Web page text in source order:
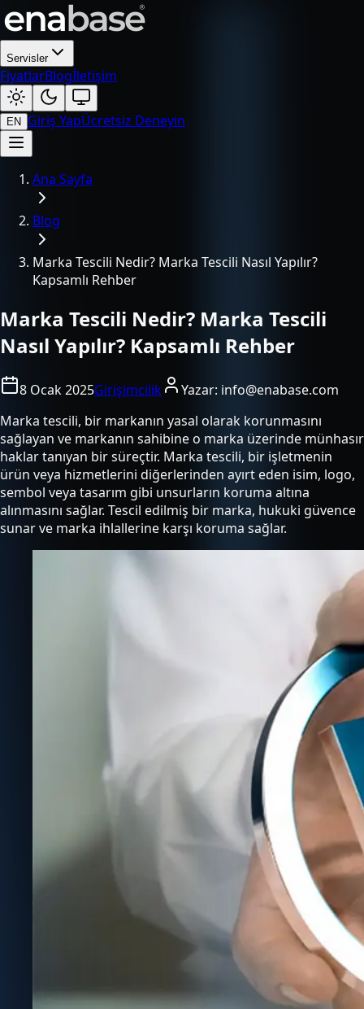
Servisler
FiyatlarBlogİletişim
EN Giriş YapÜcretsiz Deneyin
Ana Sayfa
Blog
Marka Tescili Nedir? Marka Tescili Nasıl Yapılır?
Kapsamlı Rehber
Marka Tescili Nedir? Marka Tescili
Nasıl Yapılır? Kapsamlı Rehber
8 Ocak 2025Girişimcilik Yazar: info@enabase.com
Marka tescili, bir markanın yasal olarak korunmasını
sağlayan ve markanın sahibine o marka üzerinde münhasır
haklar tanıyan bir süreçtir. Marka tescili, bir işletmenin
ürün veya hizmetlerini diğerlerinden ayırt eden isim, logo,
sembol veya tasarım gibi unsurların koruma altına
alınmasını sağlar. Tescil edilmiş bir marka, hukuki güvence
sunar ve marka ihlallerine karşı koruma sağlar.